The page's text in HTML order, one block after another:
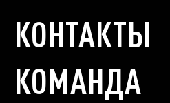
КОНТАКТЫ
КОМАНДА